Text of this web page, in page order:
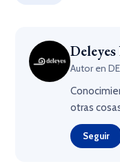
Autor en
otras
Seguir